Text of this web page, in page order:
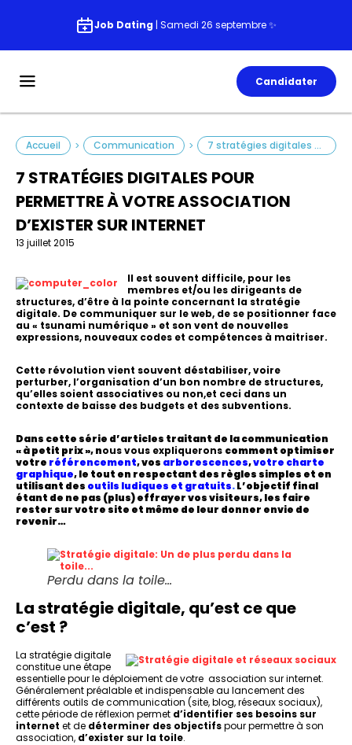
Job Dating | Samedi 26 septembre ✨
Candidater
Accueil > Communication > 7 stratégies digitales pour permettre à votre association d’exister sur internet
7 STRATÉGIES DIGITALES POUR
PERMETTRE À VOTRE ASSOCIATION
D’EXISTER SUR INTERNET
13 juillet 2015
Il est souvent difficile, pour les
membres et/ou les dirigeants de
structures, d’être à la pointe concernant la stratégie
digitale. De communiquer sur le web, de se positionner face
au « tsunami numérique » et son vent de nouvelles
expressions, nouveaux codes et compétences à maitriser.
Cette révolution vient souvent déstabiliser, voire
perturber, l’organisation d’un bon nombre de structures,
qu’elles soient associatives ou non,et ceci dans un
contexte de baisse des budgets et des subventions.
Dans cette série d’articles traitant de la communication
« à petit prix », nous vous expliquerons comment optimiser
votre référencement, vos arborescences,votre charte
graphique, le tout en respectant des règles simples et en
utilisant des outils ludiques et gratuits.L’objectif final
étant de ne pas (plus) effrayer vos visiteurs, les faire
rester sur votre site et même de leur donner envie de
revenir…
Perdu dans la toile…
La stratégie digitale, qu’est ce que
c’est ?
La stratégie digitale
constitue une étape
essentielle pour le déploiement de votre association sur internet.
Généralement préalable et indispensable au lancement des
différents outils de communication (site, blog, réseaux sociaux),
cette période de réflexion permet d’identifier ses besoins sur
internet et de déterminer des objectifspour permettre à son
association, d’exister sur la toile.